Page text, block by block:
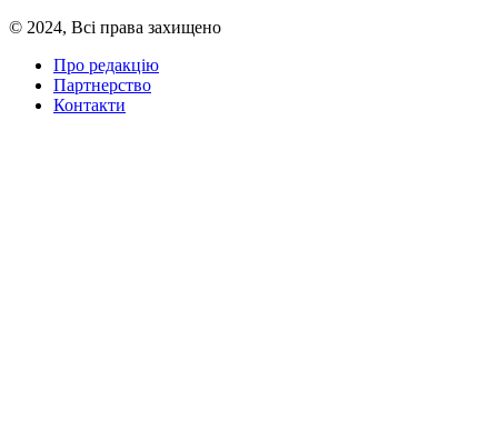
© 2024, Всі права захищено
Про редакцію
Партнерство
Контакти